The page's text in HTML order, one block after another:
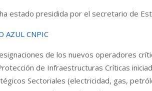
estado presidida por el secretario de
AZUL CNPIC
de los nuevos operadores
de Infraestructuras Críticas
Sectoriales (electricidad, gas,